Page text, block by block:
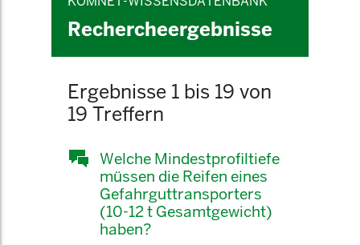
Rechercheergebnisse
Ergebnisse 1 bis 19 von
19 Treffern
Welche Mindestprofiltiefe
müssen die Reifen eines
Gefahrguttransporters
(10-12 t Gesamtgewicht)
haben?